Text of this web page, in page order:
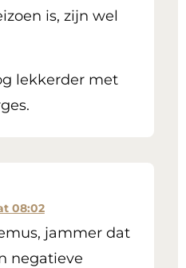
is, zijn wel
lekkerder met
08:02
jammer dat
negatieve